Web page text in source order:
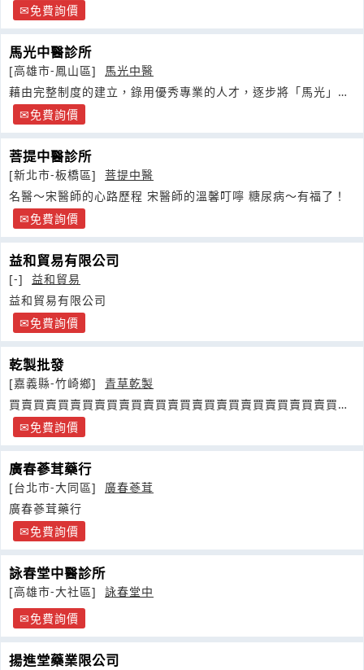
免費詢價
馬光中醫診所
[高雄市-鳳山區]
馬光中醫
藉由完整制度的建立，錄用優秀專業的人才，逐步將「馬光」中
醫的品牌
免費詢價
菩提中醫診所
[新北市-板橋區]
菩提中醫
名醫～宋醫師的心路歷程 宋醫師的溫馨叮嚀 糖尿病～有福了！
免費詢價
益和貿易有限公司
[-]
益和貿易
益和貿易有限公司
免費詢價
乾製批發
[嘉義縣-竹崎鄉]
青草乾製
買賣買賣買賣買賣買賣買賣買賣買賣買賣買賣買賣買賣買賣買賣
買賣買賣買賣買賣
免費詢價
廣春蔘茸藥行
[台北市-大同區]
廣春蔘茸
廣春蔘茸藥行
免費詢價
詠春堂中醫診所
[高雄市-大社區]
詠春堂中
免費詢價
揚進堂藥業限公司